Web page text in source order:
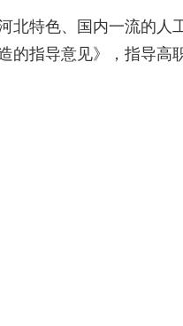
北特色、国内一流的人
的指导意见》，指导高